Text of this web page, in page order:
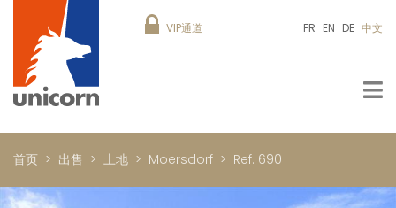
VIP通道 FR EN DE 中文
首页 出售 土地 Moersdorf Ref. 690